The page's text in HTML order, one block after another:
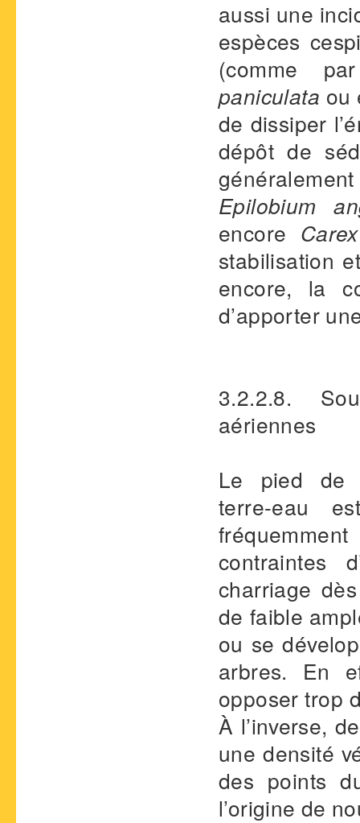
aussi une
espèces
(comme
paniculata ou
de dissiper
dépôt de
Epilobium
encore
stabilisation
encore, la
d’apporter
3.2.2.8.
aériennes
Le pied de
terre-eau
contraintes
charriage
de faible
ou se
arbres. En
opposer trop
À l’inverse,
une densité
des points
l’origine de